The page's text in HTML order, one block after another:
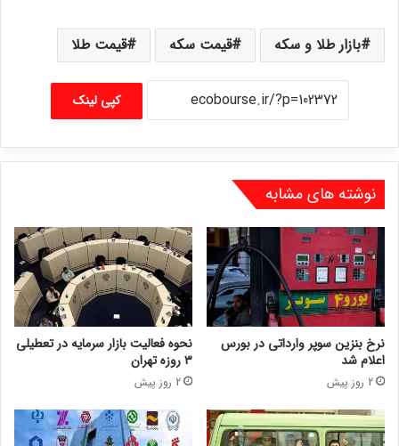
بازار طلا و سکه قیمت سکه قیمت طلا
کپی لینک
نوشته های مشابه
نرخ بنزین سوپر وارداتی در بورس
اعلام شد
2 روز پیش
نحوه فعالیت بازار سرمایه در تعطیلی
۳ روزه تهران
2 روز پیش